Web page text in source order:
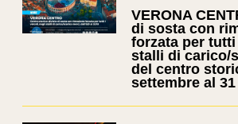
VERONA
di sosta con
forzata per
stalli di carico/
del centro
settembre al